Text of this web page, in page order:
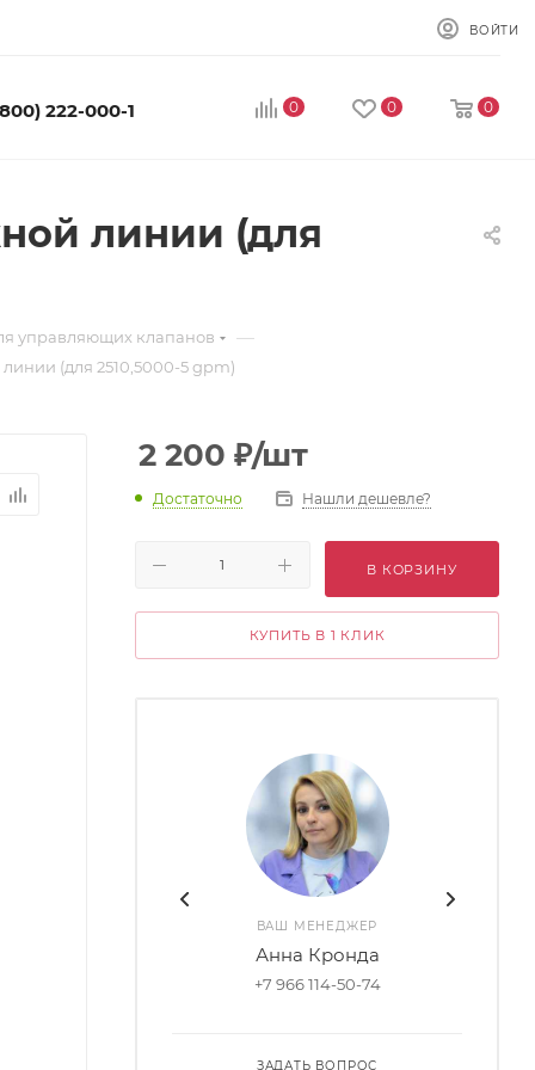
ВОЙТИ
222-000-1 0 0 0
линии (для
управляющих клапанов —
(для 2510,5000-5 gpm)
2 200 ₽/шт
Достаточно Нашли дешевле?
В КОРЗИНУ
КУПИТЬ В 1 КЛИК
ВАШ МЕНЕДЖЕР
Анна Кронда
+7 966 114-50-74
ЗАДАТЬ ВОПРОС